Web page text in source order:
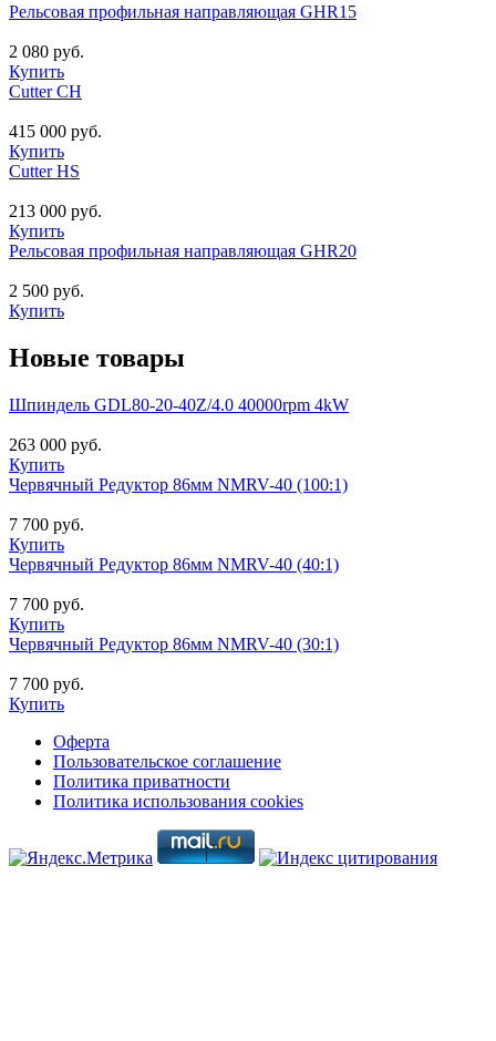
Рельсовая профильная направляющая GHR15
2 080 руб.
Купить
Cutter CH
415 000 руб.
Купить
Cutter HS
213 000 руб.
Купить
Рельсовая профильная направляющая GHR20
2 500 руб.
Купить
Новые товары
Шпиндель GDL80-20-40Z/4.0 40000rpm 4kW
263 000 руб.
Купить
Червячный Редуктор 86мм NMRV-40 (100:1)
7 700 руб.
Купить
Червячный Редуктор 86мм NMRV-40 (40:1)
7 700 руб.
Купить
Червячный Редуктор 86мм NMRV-40 (30:1)
7 700 руб.
Купить
Оферта
Пользовательское соглашение
Политика приватности
Политика использования cookies